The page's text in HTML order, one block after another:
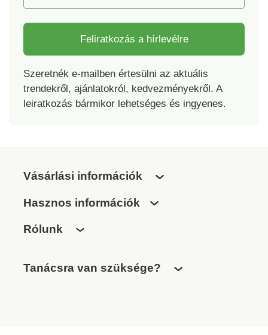
Feliratkozás a hírlevélre
Szeretnék e-mailben értesülni az aktuális
trendekről, ajánlatokról, kedvezményekről. A
leiratkozás bármikor lehetséges és ingyenes.
Vásárlási információk
Hasznos információk
Rólunk
Tanácsra van szüksége?